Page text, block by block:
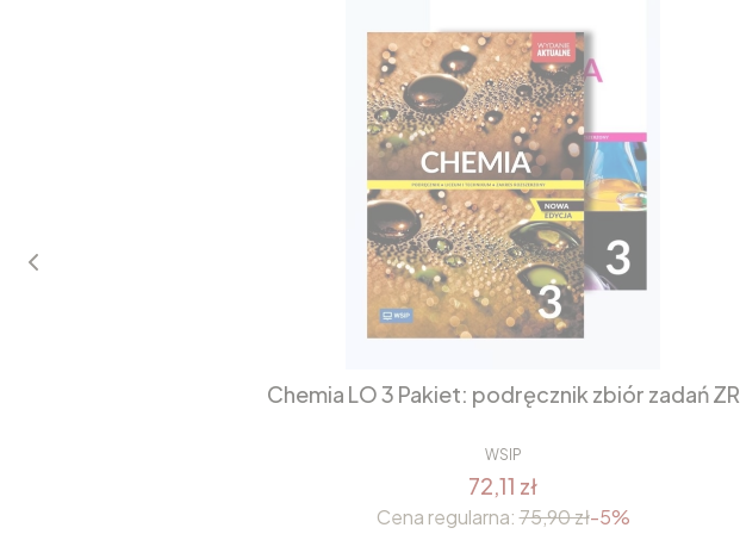
Chemia LO 3 Pakiet: podręcznik zbiór zadań ZR
WSIP
72,11 zł
Cena regularna: 75,90 zł-5%